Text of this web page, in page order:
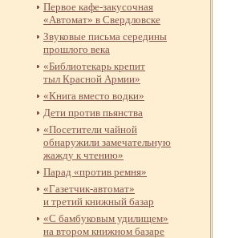
Первое кафе-закусочная
«Автомат» в Свердловске
Звуковые письма середины
прошлого века
«Библиотекарь крепит
тыл Красной Армии»
«Книга вместо водки»
Дети против пьянства
«Посетители чайной
обнаружили замечательную
жажду к чтению»
Парад «против ремня»
«Газетчик-автомат»
и третий книжный базар
«С бамбуковым удилищем»
на втором книжном базаре